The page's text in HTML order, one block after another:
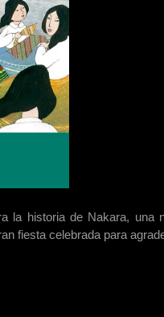
la historia de Nakara, una
fiesta celebrada para